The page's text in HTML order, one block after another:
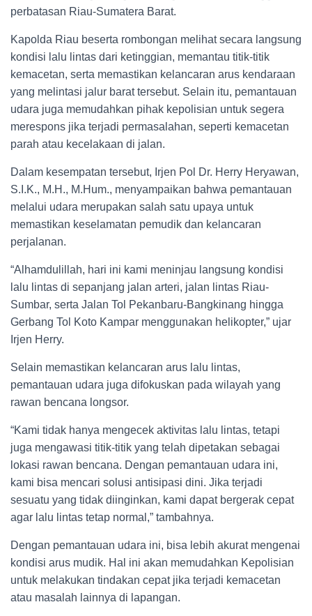
perbatasan Riau-Sumatera Barat.
Kapolda Riau beserta rombongan melihat secara langsung
kondisi lalu lintas dari ketinggian, memantau titik-titik
kemacetan, serta memastikan kelancaran arus kendaraan
yang melintasi jalur barat tersebut. Selain itu, pemantauan
udara juga memudahkan pihak kepolisian untuk segera
merespons jika terjadi permasalahan, seperti kemacetan
parah atau kecelakaan di jalan.
Dalam kesempatan tersebut, Irjen Pol Dr. Herry Heryawan,
S.I.K., M.H., M.Hum., menyampaikan bahwa pemantauan
melalui udara merupakan salah satu upaya untuk
memastikan keselamatan pemudik dan kelancaran
perjalanan.
“Alhamdulillah, hari ini kami meninjau langsung kondisi
lalu lintas di sepanjang jalan arteri, jalan lintas Riau-
Sumbar, serta Jalan Tol Pekanbaru-Bangkinang hingga
Gerbang Tol Koto Kampar menggunakan helikopter,” ujar
Irjen Herry.
Selain memastikan kelancaran arus lalu lintas,
pemantauan udara juga difokuskan pada wilayah yang
rawan bencana longsor.
“Kami tidak hanya mengecek aktivitas lalu lintas, tetapi
juga mengawasi titik-titik yang telah dipetakan sebagai
lokasi rawan bencana. Dengan pemantauan udara ini,
kami bisa mencari solusi antisipasi dini. Jika terjadi
sesuatu yang tidak diinginkan, kami dapat bergerak cepat
agar lalu lintas tetap normal,” tambahnya.
Dengan pemantauan udara ini, bisa lebih akurat mengenai
kondisi arus mudik. Hal ini akan memudahkan Kepolisian
untuk melakukan tindakan cepat jika terjadi kemacetan
atau masalah lainnya di lapangan.